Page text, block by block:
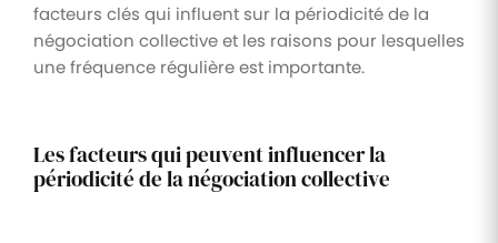
facteurs clés qui influent sur la périodicité de la
négociation collective et les raisons pour lesquelles
une fréquence régulière est importante.
Les facteurs qui peuvent influencer la
périodicité de la négociation collective